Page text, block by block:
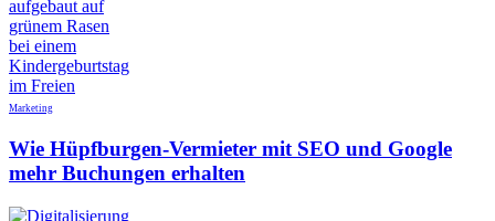
Marketing
Wie Hüpfburgen-Vermieter mit SEO und Google
mehr Buchungen erhalten